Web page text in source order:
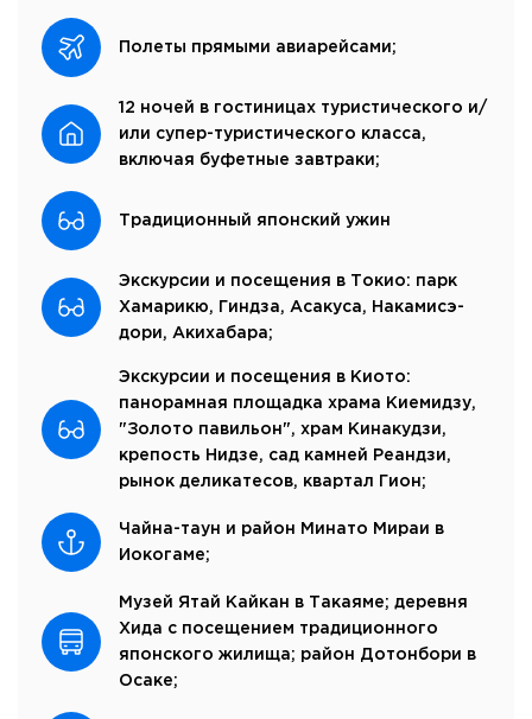
Полеты прямыми авиарейсами;
12 ночей в гостиницах туристического и/
или супер-туристического класса,
включая буфетные завтраки;
Традиционный японский ужин
Экскурсии и посещения в Токио: парк
Хамарикю, Гиндза, Асакуса, Накамисэ-
дори, Акихабара;
Экскурсии и посещения в Киото:
панорамная площадка храма Киемидзу,
"Золото павильон", храм Кинакудзи,
крепость Нидзе, сад камней Реандзи,
рынок деликатесов, квартал Гион;
Чайна-таун и район Минато Мираи в
Иокогаме;
Музей Ятай Кайкан в Такаяме; деревня
Хида с посещением традиционного
японского жилища; район Дотонбори в
Осаке;